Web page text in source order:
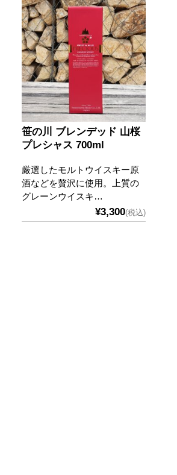
笹の川 ブレンデッド 山桜
プレシャス 700ml
厳選したモルトウイスキー原
酒などを贅沢に使用。上質の
グレーンウイスキ…
¥3,300(税込)